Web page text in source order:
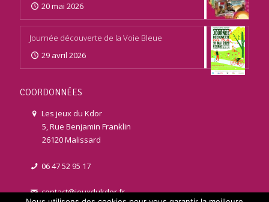
20 mai 2026
Journée découverte de la Voie Bleue
29 avril 2026
COORDONNÉES
Les jeux du Kdor
5, Rue Benjamin Franklin
26120 Malissard
06 47 52 95 17
contact@jeuxdukdor.fr